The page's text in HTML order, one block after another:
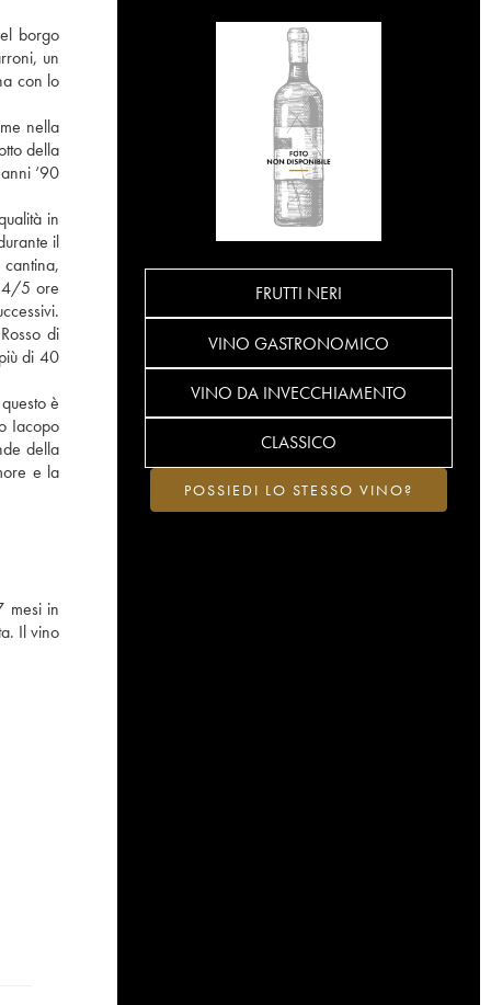
borgo
un
con lo
nella
della
‘90
in
il
4/5 ore
di
di 40
è
Iacopo
della
e la
mesi in
Il vino
FRUTTI NERI
VINO GASTRONOMICO
VINO DA INVECCHIAMENTO
CLASSICO
POSSIEDI LO STESSO VINO?